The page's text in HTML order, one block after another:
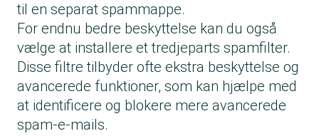
til en separat spammappe.
For endnu bedre beskyttelse kan du også
vælge at installere et tredjeparts spamfilter.
Disse filtre tilbyder ofte ekstra beskyttelse og
avancerede funktioner, som kan hjælpe med
at identificere og blokere mere avancerede
spam-e-mails.